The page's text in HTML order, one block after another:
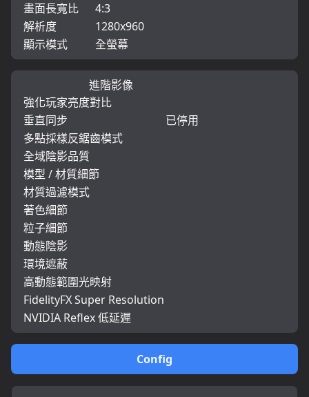
Config
畫面長寬比
4:3
解析度
1280x960
顯示模式
全螢幕
進階影像
強化玩家亮度對比
垂直同步
已停用
多點採樣反鋸齒模式
全域陰影品質
模型 / 材質細節
材質過濾模式
著色細節
粒子細節
動態陰影
環境遮蔽
高動態範圍光映射
FidelityFX Super Resolution
NVIDIA Reflex 低延遲